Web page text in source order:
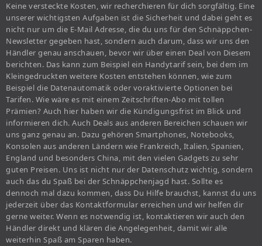
Keine versteckte Kosten, wir recherchieren für dich sorgfältig. Eine
unserer wichtigsten Aufgaben ist die Sicherheit und dabei geht es
nicht nur um die E-Mail Adresse, die du uns für den Schnäppchen-
Newsletter gegeben hast, sondern auch darum, dass wir uns den
Händler genau anschauen, bevor wir über einen Deal von Diesem
berichten. Das kann zum Beispiel ein Handytarif sein, bei dem im
Kleingedruckten weitere Kosten entstehen können, wie zum
Beispiel die Datenautomatik oder voraktivierte Optionen bei
Tarifen. Wie wäre es mit einem Zeitschriften-Abo mit tollen
Prämien? Auch hier haben wir die Kündigungsfrist im Blick und
informieren dich. Auch Deals aus anderen Bereichen schauen wir
uns ganz genau an. Dazu gehören Smartphones, Notebooks,
Konsolen aus anderen Ländern wie Frankreich, Italien, Spanien,
England und besonders China, mit den vielen Gadgets zu sehr
guten Preisen. Uns ist nicht nur der Datenschutz wichtig, sondern
auch das du Spaß bei der Schnäppchenjagd hast. Sollte es
dennoch mal dazu kommen, dass Du Hilfe brauchst, kannst du uns
jederzeit über das Kontaktformular erreichen und wir helfen dir
gerne weiter. Wenn es notwendig ist, kontaktieren wir auch den
Händler direkt und klären die Angelegenheit, damit wir alle
weiterhin Spaß am Sparen haben.